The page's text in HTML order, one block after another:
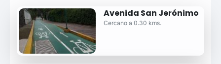
Avenida San Jerónimo
Cercano a 0.30 kms.